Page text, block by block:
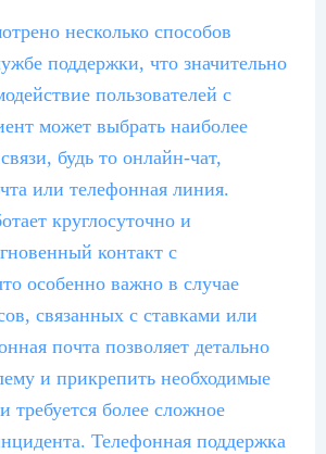
несколько способов
поддержки, что значительно
пользователей с
может выбрать наиболее
будь то онлайн-чат,
или телефонная линия.
круглосуточно и
контакт с
особенно важно в случае
связанных с ставками или
почта позволяет детально
и прикрепить необходимые
требуется более сложное
Телефонная поддержка